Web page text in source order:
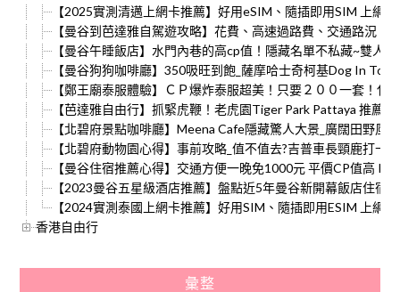
【2025實測清邁上網卡推薦】好用eSIM、隨插即用SIM 上網
【曼谷到芭達雅自駕遊攻略】花費、高速過路費、交通路況、
【曼谷午睡飯店】水門內巷的高cp值！隱藏名單不私藏~雙人
【曼谷狗狗咖啡廳】350吸旺到飽_薩摩哈士奇柯基Dog In
【鄭王廟泰服體驗】ＣＰ爆炸泰服超美！只要２００一套！化
【芭達雅自由行】抓緊虎鞭！老虎園Tiger Park Pattaya 推薦
【北碧府景點咖啡廳】Meena Cafe隱藏驚人大景_廣闊田野風_
【北碧府動物園心得】事前攻略_值不值去?吉普車長頸鹿打卡
【曼谷住宿推薦心得】交通方便一晚免1000元 平價CP值高
【2023曼谷五星級酒店推薦】盤點近5年曼谷新開幕飯店住宿
【2024實測泰國上網卡推薦】好用SIM、隨插即用ESIM 上網
香港自由行
彙整